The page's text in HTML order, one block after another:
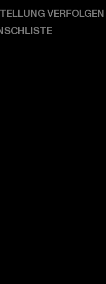
VERFOLGEN